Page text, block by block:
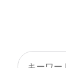
記